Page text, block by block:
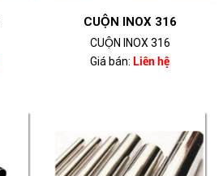
CUỘN INOX 316
CUỘN INOX 316
Giá bán: Liên hệ